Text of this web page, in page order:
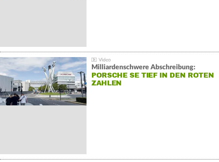
Milliardenschwere Abschreibung:
PORSCHE SE TIEF IN DEN ROTEN
ZAHLEN